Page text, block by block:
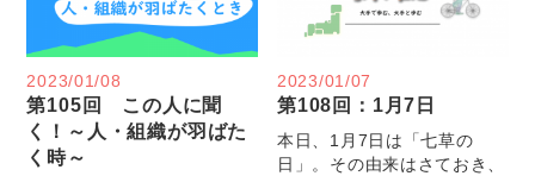
2023/01/08
第105回 この人に聞
く！～人・組織が羽ばた
く時～
2023/01/07
第108回：1月7日
本日、1月7日は「七草の
日」。その由来はさておき、